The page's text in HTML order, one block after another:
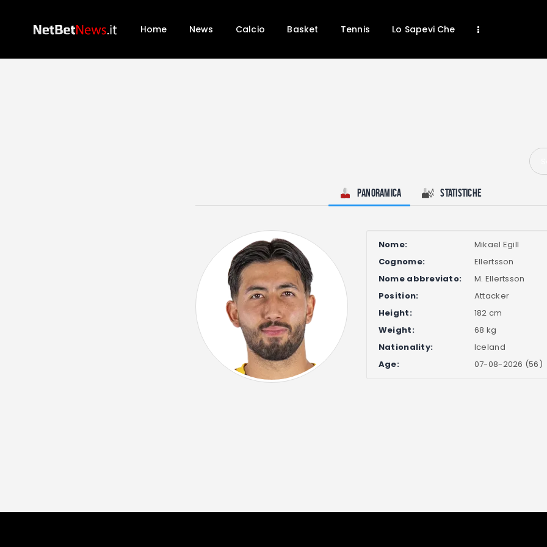
Home News Calcio Basket Tennis Lo Sapevi Che
News
Panoramica Statistiche
Nome:
Mikael Egill
Cognome:
Ellertsson
Nome abbreviato:
M. Ellertsson
Position:
Attacker
Height:
182 cm
Weight:
68 kg
Nationality:
Iceland
Age:
07-08-2026 (56)